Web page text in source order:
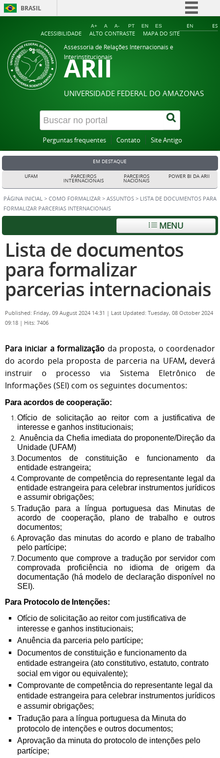
BRASIL
Simplifique!
EN ES
ACESSIBILIDADE ALTO CONTRASTE MAPA DO SITE
A+ A A- PT EN ES
Assessoria de Relações Internacionais e
Interinstitucionais
ARII
UNIVERSIDADE FEDERAL DO AMAZONAS
Perguntas frequentes Contato Site Antigo
EM DESTAQUE
UFAM PARCEIROS
INTERNACIONAIS
PARCEIROS
NACIONAIS
POWER BI DA ARII
PÁGINA INICIAL > COMO FORMALIZAR > ASSUNTOS > LISTA DE DOCUMENTOS PARA
FORMALIZAR PARCERIAS INTERNACIONAIS
MENU
Lista de documentos
para formalizar
parcerias internacionais
Published: Friday, 09 August 2024 14:31 | Last Updated: Tuesday, 08 October 2024
09:18 | Hits: 7406
Para iniciar a formalização da proposta, o coordenador
do acordo pela proposta de parceria na UFAM,deverá
instruir o processo via Sistema Eletrônico de
Informações (SEI) com os seguintes documentos:
Para acordos de cooperação:
Ofício de solicitação ao reitor com a justificativa de
interesse e ganhos institucionais;
Anuência da Chefia imediata do proponente/Direção da
Unidade (UFAM)
Documentos de constituição e funcionamento da
entidade estrangeira;
Comprovante de competência do representante legal da
entidade estrangeira para celebrar instrumentos jurídicos
e assumir obrigações;
Tradução para a língua portuguesa das Minutas de
acordo de cooperação, plano de trabalho e outros
documentos;
Aprovação das minutas do acordo e plano de trabalho
pelo partícipe;
Documento que comprove a tradução por servidor com
comprovada proficiência no idioma de origem da
documentação (há modelo de declaração disponível no
SEI).
Para Protocolo de Intenções:
Ofício de solicitação ao reitor com justificativa de
interesse e ganhos institucionais;
Anuência da parceria pelo partícipe;
Documentos de constituição e funcionamento da
entidade estrangeira (ato constitutivo, estatuto, contrato
social em vigor ou equivalente);
Comprovante de competência do representante legal da
entidade estrangeira para celebrar instrumentos jurídicos
e assumir obrigações;
Tradução para a língua portuguesa da Minuta do
protocolo de intenções e outros documentos;
Aprovação da minuta do protocolo de intenções pelo
partícipe;